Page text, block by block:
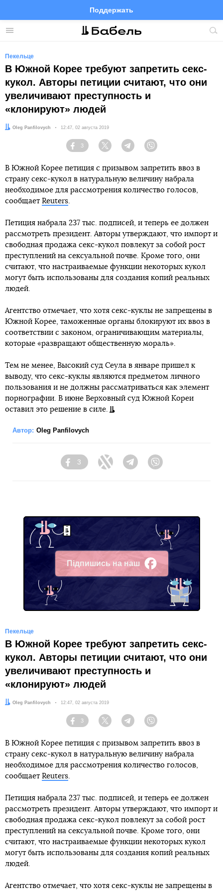
Меню
Поддержать
FacebookTelegramTwitter
Пекельце
В Южной Корее требуют запретить секс-
кукол. Авторы петиции считают, что они
увеличивают преступность и
«клонируют» людей
Автор:
Oleg Panfilovych Дата:
12:47, 02 августа 2019
Facebook
3
Twitter TelegramViber
В Южной Корее петиция с призывом запретить ввоз в
страну секс-кукол в натуральную величину набрала
необходимое для рассмотрения количество голосов,
сообщает Reuters.
Петиция набрала 237 тыс. подписей, и теперь ее должен
рассмотреть президент. Авторы утверждают, что импорт и
свободная продажа секс-кукол повлекут за собой рост
преступлений на сексуальной почве. Кроме того, они
считают, что настраиваемые функции некоторых кукол
могут быть использованы для создания копий реальных
людей.
Агентство отмечает, что хотя секс-куклы не запрещены в
Южной Корее, таможенные органы блокируют их ввоз в
соответствии с законом, ограничивающим материалы,
которые «развращают общественную мораль».
Тем не менее, Высокий суд Сеула в январе пришел к
выводу, что секс-куклы являются предметом личного
пользования и не должны рассматриваться как элемент
порнографии. В июне Верховный суд Южной Кореи
оставил это решение в силе.
Автор: Oleg Panfilovych
Facebook
3
Twitter TelegramViber
Підпишись на наш
Facebook
Пекельце
В Южной Корее требуют запретить секс-
кукол. Авторы петиции считают, что они
увеличивают преступность и
«клонируют» людей
Автор:
Oleg Panfilovych Дата:
12:47, 02 августа 2019
Facebook
3
Twitter TelegramViber
В Южной Корее петиция с призывом запретить ввоз в
страну секс-кукол в натуральную величину набрала
необходимое для рассмотрения количество голосов,
сообщает Reuters.
Петиция набрала 237 тыс. подписей, и теперь ее должен
рассмотреть президент. Авторы утверждают, что импорт и
свободная продажа секс-кукол повлекут за собой рост
преступлений на сексуальной почве. Кроме того, они
считают, что настраиваемые функции некоторых кукол
могут быть использованы для создания копий реальных
людей.
Агентство отмечает, что хотя секс-куклы не запрещены в